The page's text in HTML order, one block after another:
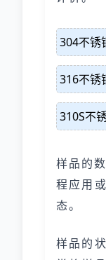
304不锈
316不锈
310S不
样品的
程应用
态。
样品的